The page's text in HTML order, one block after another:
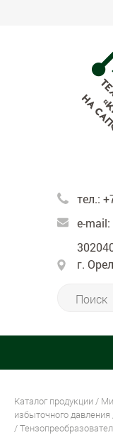
тел.:
e-mail:
г.
Каталог продукции/
избыточного давления
/